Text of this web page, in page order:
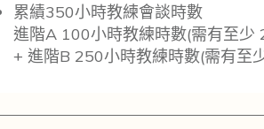
累績350小時教練會談時數
進階A 100小時教練時數(需有至少
+ 進階B 250小時教練時數(需有至